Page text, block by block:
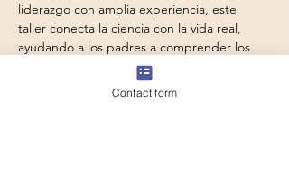
liderazgo con amplia experiencia, este
taller conecta la ciencia con la vida real,
ayudando a los padres a comprender los
pilares de la función ejecutiva, la resiliencia
emocional, la confianza y la independencia.
Contact form